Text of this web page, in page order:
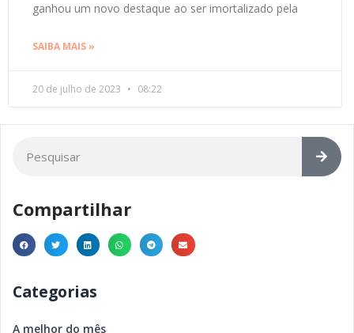
ganhou um novo destaque ao ser imortalizado pela
SAIBA MAIS »
20 de julho de 2023 08:22
Compartilhar
Categorias
A melhor do mês